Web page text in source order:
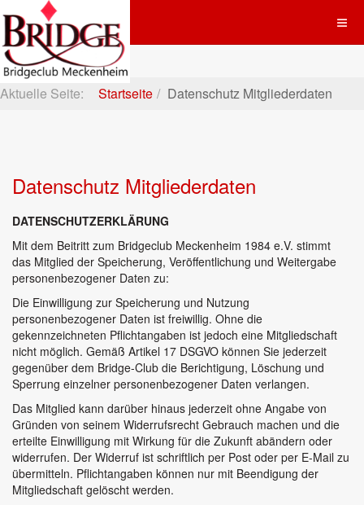
Aktuelle Seite: Startseite Datenschutz Mitgliederdaten
Datenschutz Mitgliederdaten
DATENSCHUTZERKLÄRUNG
Mit dem Beitritt zum Bridgeclub Meckenheim 1984 e.V. stimmt
das Mitglied der Speicherung, Veröffentlichung und Weitergabe
personenbezogener Daten zu:
Die Einwilligung zur Speicherung und Nutzung
personenbezogener Daten ist freiwillig. Ohne die
gekennzeichneten Pflichtangaben ist jedoch eine Mitgliedschaft
nicht möglich. Gemäß Artikel 17 DSGVO können Sie jederzeit
gegenüber dem Bridge-Club die Berichtigung, Löschung und
Sperrung einzelner personenbezogener Daten verlangen.
Das Mitglied kann darüber hinaus jederzeit ohne Angabe von
Gründen von seinem Widerrufsrecht Gebrauch machen und die
erteilte Einwilligung mit Wirkung für die Zukunft abändern oder
widerrufen. Der Widerruf ist schriftlich per Post oder per E-Mail zu
übermitteln. Pflichtangaben können nur mit Beendigung der
Mitgliedschaft gelöscht werden.